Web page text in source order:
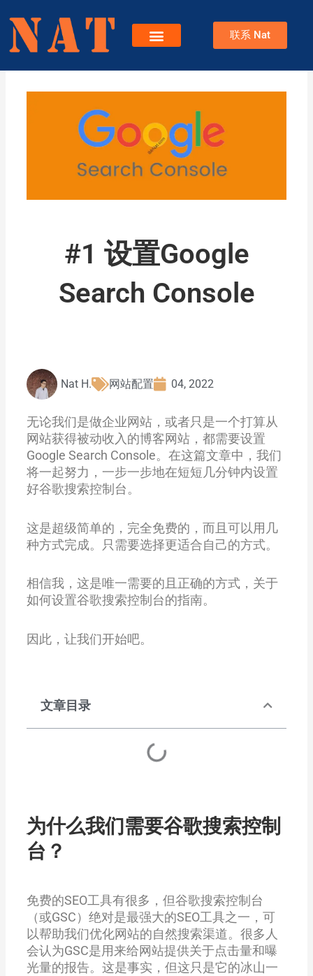
联系 Nat
#1 设置Google
Search Console
Nat H. 网站配置 04, 2022
无论我们是做企业网站，或者只是一个打算从
网站获得被动收入的博客网站，都需要设置
Google Search Console。在这篇文章中，我们
将一起努力，一步一步地在短短几分钟内设置
好谷歌搜索控制台。
这是超级简单的，完全免费的，而且可以用几
种方式完成。只需要选择更适合自己的方式。
相信我，这是唯一需要的且正确的方式，关于
如何设置谷歌搜索控制台的指南。
因此，让我们开始吧。
文章目录
为什么我们需要谷歌搜索控制
台？
免费的SEO工具有很多，但谷歌搜索控制台
（或GSC）绝对是最强大的SEO工具之一，可
以帮助我们优化网站的自然搜索渠道。很多人
会认为GSC是用来给网站提供关于点击量和曝
光量的报告。这是事实，但这只是它的冰山一